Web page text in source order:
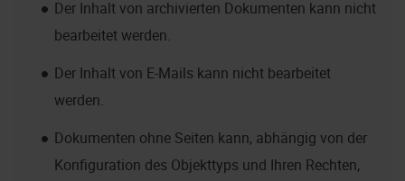
Der Inhalt von archivierten Dokumenten kann nicht
bearbeitet werden.
Der Inhalt von E-Mails kann nicht bearbeitet
werden.
Dokumenten ohne Seiten kann, abhängig von der
Konfiguration des Objekttyps und Ihren Rechten,